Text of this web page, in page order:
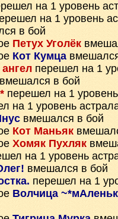
на 1 уровень
на 1 уровень
в бой
Петух Уголёк
Кот Кумца
перешел на 1
вмешался в бой
перешел на 1
на 1 уровень
вмешался в бой
Кот Маньяк
Хомяк Пухляк
на 1 уровень
вмешался в бой
перешел на 1
Волчица